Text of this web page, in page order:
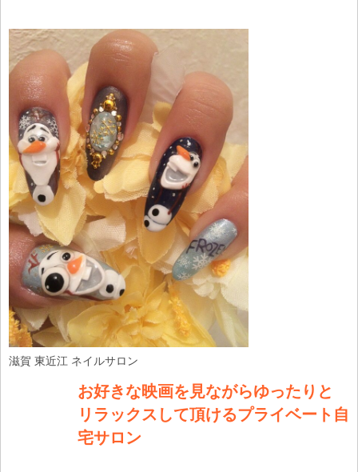
滋賀 東近江 ネイルサロン
お好きな映画を見ながらゆったりと
リラックスして頂けるプライベート自
宅サロン